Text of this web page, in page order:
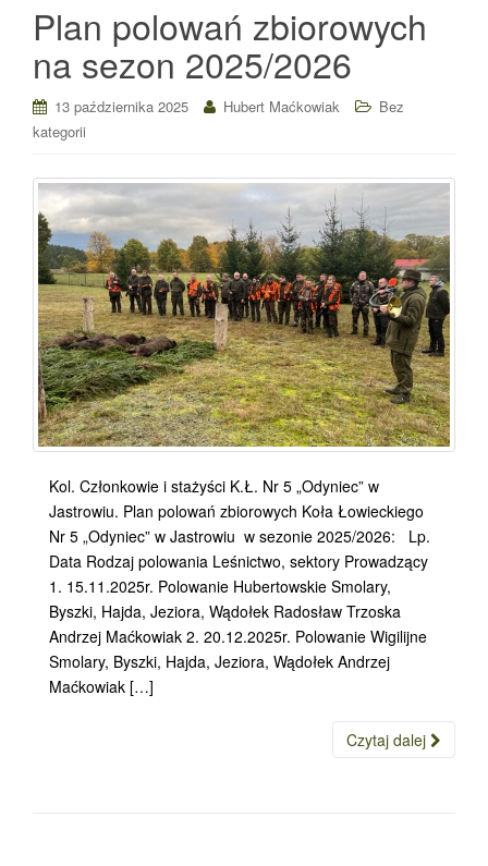
Plan polowań zbiorowych
na sezon 2025/2026
13 października 2025 Hubert Maćkowiak
Bez
kategorii
Kol. Członkowie i stażyści K.Ł. Nr 5 „Odyniec” w
Jastrowiu. Plan polowań zbiorowych Koła Łowieckiego
Nr 5 „Odyniec” w Jastrowiu w sezonie 2025/2026: Lp.
Data Rodzaj polowania Leśnictwo, sektory Prowadzący
1. 15.11.2025r. Polowanie Hubertowskie Smolary,
Byszki, Hajda, Jeziora, Wądołek Radosław Trzoska
Andrzej Maćkowiak 2. 20.12.2025r. Polowanie Wigilijne
Smolary, Byszki, Hajda, Jeziora, Wądołek Andrzej
Maćkowiak […]
Czytaj dalej